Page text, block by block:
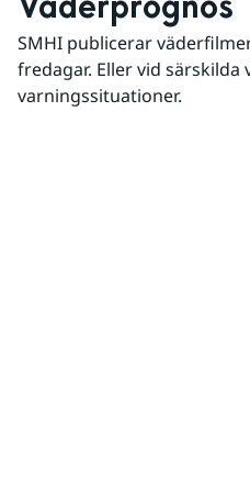
SMHI publicerar
fredagar. Eller vid särskilda
varningssituationer.